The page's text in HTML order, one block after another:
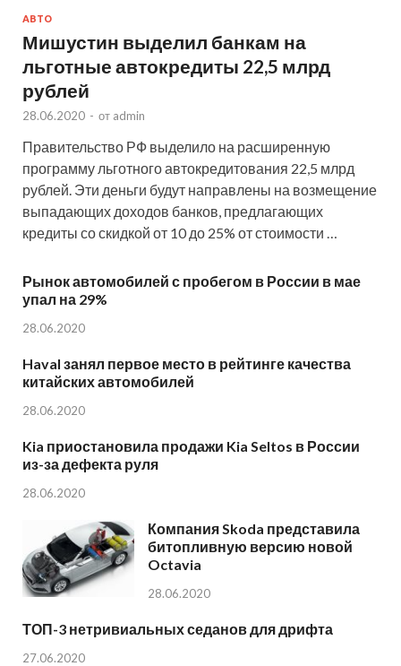
АВТО
Мишустин выделил банкам на
льготные автокредиты 22,5 млрд
рублей
28.06.2020 - от admin
Правительство РФ выделило на расширенную
программу льготного автокредитования 22,5 млрд
рублей. Эти деньги будут направлены на возмещение
выпадающих доходов банков, предлагающих
кредиты со скидкой от 10 до 25% от стоимости …
Рынок автомобилей с пробегом в России в мае
упал на 29%
28.06.2020
Haval занял первое место в рейтинге качества
китайских автомобилей
28.06.2020
Kia приостановила продажи Kia Seltos в России
из-за дефекта руля
28.06.2020
Компания Skoda представила
битопливную версию новой
Octavia
28.06.2020
ТОП-3 нетривиальных седанов для дрифта
27.06.2020